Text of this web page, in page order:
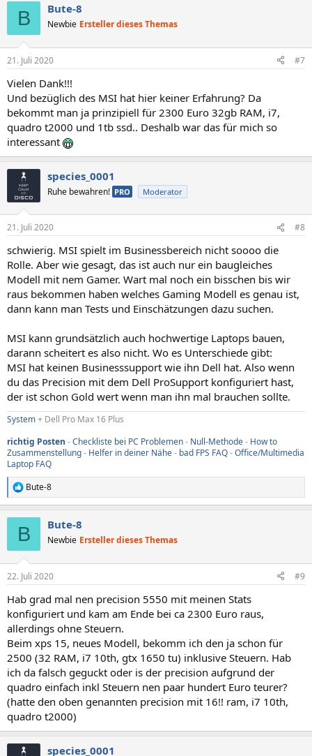
e
:
B Bute-8
Newbie Ersteller dieses Themas
21. Juli 2020 #7
Vielen Dank!!!
Und bezüglich des MSI hat hier keiner Erfahrung? Da
bekommt man ja prinzipiell für 2300 Euro 32gb RAM, i7,
quadro t2000 und 1tb ssd.. Deshalb war das für mich so
interessant
species_0001
Ruhe bewahren! PRO Moderator
21. Juli 2020 #8
schwierig. MSI spielt im Businessbereich nicht soooo die
Rolle. Aber wie gesagt, das ist auch nur ein baugleiches
Modell mit nem Gamer. Wart mal noch ein bisschen bis wir
raus bekommen haben welches Gaming Modell es genau ist,
dann kann man Tests und Einschätzungen dazu suchen.
MSI kann grundsätzlich auch hochwertige Laptops bauen,
darann scheitert es also nicht. Wo es Unterschiede gibt:
MSI hat keinen Businesssupport wie ihn Dell hat. Also wenn
du das Precision mit dem Dell ProSupport konfiguriert hast,
der ist schon Gold wert wenn man ihn mal brauchen sollte.
System+ Dell Pro Max 16 Plus
richtig Posten -Checkliste bei PC Problemen- Null-Methode- How to
Zusammenstellung- Helfer in deiner Nähe- bad FPS FAQ-Office/Multimedia
Laptop FAQ
R
e
e
:
Bute-8
B Bute-8
Newbie Ersteller dieses Themas
22. Juli 2020 #9
Hab grad mal nen precision 5550 mit meinen Stats
konfiguriert und kam am Ende bei ca 2300 Euro raus,
allerdings ohne Steuern.
Beim xps 15, neues Modell, bekomm ich den ja schon für
2500 (32 RAM, i7 10th, gtx 1650 tu) inklusive Steuern. Hab
ich da falsch geguckt oder is der precision aufgrund der
quadro einfach inkl Steuern nen paar hundert Euro teurer?
(hatte den oben genannten precision mit 16!! ram, i7 10th,
quadro t2000)
species_0001